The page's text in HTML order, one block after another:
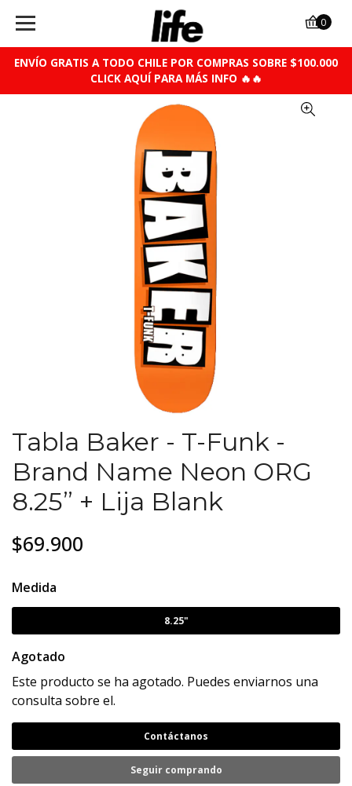
ENVÍO GRATIS A TODO CHILE POR COMPRAS SOBRE $100.000
CLICK AQUÍ PARA MÁS INFO 🔥🔥
0
Tabla Baker - T-Funk -
Brand Name Neon ORG
8.25” + Lija Blank
$69.900
Medida
8.25"
Agotado
Este producto se ha agotado. Puedes enviarnos una
consulta sobre el.
Contáctanos
Seguir comprando